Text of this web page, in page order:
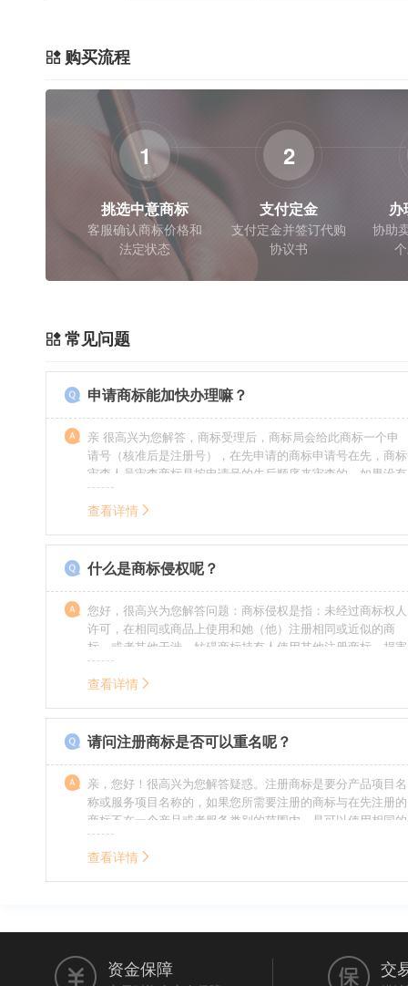
购买流程
1
挑选中意商标
客服确认商标价格和
法定状态
2
支付定金
支付定金并签订代购
协议书
办
协助
常见问题
申请商标能加快办理嘛？
亲 很高兴为您解答，商标受理后，商标局会给此商标一个申
请号（核准后是注册号），在先申请的商标申请号在先，商标
审查人员审查商标是按申请号的先后顺序来审查的，如果没有
特殊情况（受理案件需要，被异议等），不会延迟也不会提
前。
查看详情
什么是商标侵权呢？
您好，很高兴为您解答问题：商标侵权是指：未经过商标权人
许可，在相同或商品上使用和她（他）注册相同或近似的商
标，或者其他干涉、妨碍商标持有人使用其他注册商标，损害
商标持有人合法权益的其他行为。侵权的人通常需要承担侵权
的责任，明知侵权的行为的人要承担赔偿的责任。情节严重
查看详情
请问注册商标是否可以重名呢？
亲，您好！很高兴为您解答疑惑。注册商标是要分产品项目名
称或服务项目名称的，如果您所需要注册的商标与在先注册的
商标不在一个产品或者服务类别的范围内，是可以使用相同的
名称的。希望我的回答能帮到您。
查看详情
资金保障 交